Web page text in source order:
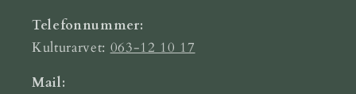
Telefonnummer:
Kulturarvet: 063-12 10 17
Mail: